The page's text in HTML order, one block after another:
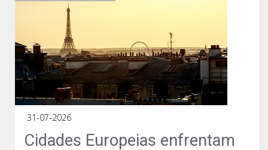
31-07-2026
Cidades Europeias enfrentam